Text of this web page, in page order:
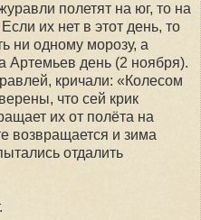
полетят на юг, то на
их нет в этот день, то
ни одному морозу, а
Артемьев день (2 ноября).
кричали: «Колесом
что сей крик
их от полёта на
возвращается и зима
отдалить